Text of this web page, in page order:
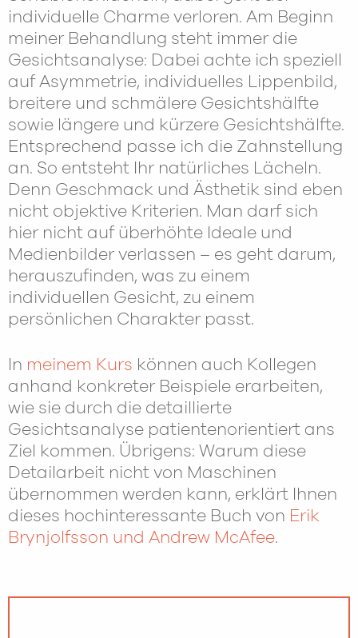
individuelle Charme verloren. Am Beginn
meiner Behandlung steht immer die
Gesichtsanalyse: Dabei achte ich speziell
auf Asymmetrie, individuelles Lippenbild,
breitere und schmälere Gesichtshälfte
sowie längere und kürzere Gesichtshälfte.
Entsprechend passe ich die Zahnstellung
an. So entsteht Ihr natürliches Lächeln.
Denn Geschmack und Ästhetik sind eben
nicht objektive Kriterien. Man darf sich
hier nicht auf überhöhte Ideale und
Medienbilder verlassen – es geht darum,
herauszufinden, was zu einem
individuellen Gesicht, zu einem
persönlichen Charakter passt.
In meinem Kurs können auch Kollegen
anhand konkreter Beispiele erarbeiten,
wie sie durch die detaillierte
Gesichtsanalyse patientenorientiert ans
Ziel kommen. Übrigens: Warum diese
Detailarbeit nicht von Maschinen
übernommen werden kann, erklärt Ihnen
dieses hochinteressante Buch von Erik
Brynjolfsson und Andrew McAfee.